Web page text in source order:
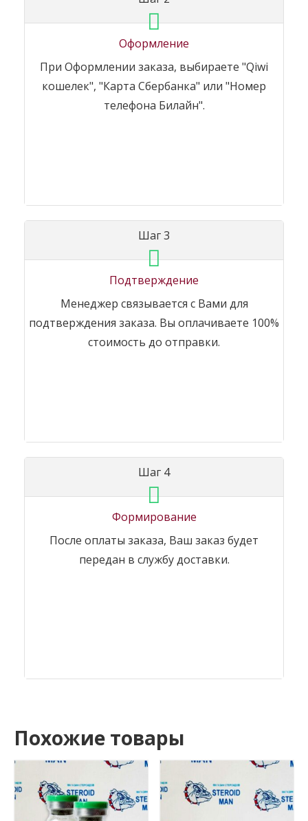
Оформление
При Оформлении заказа, выбираете "Qiwi
кошелек", "Карта Сбербанка" или "Номер
телефона Билайн".
Шаг 3
Подтверждение
Менеджер связывается с Вами для
подтверждения заказа. Вы оплачиваете 100%
стоимость до отправки.
Шаг 4
Формирование
После оплаты заказа, Ваш заказ будет
передан в службу доставки.
Похожие товары